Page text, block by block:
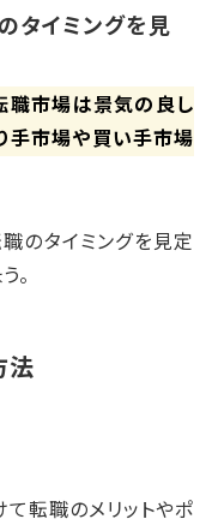
タイミングを見
職市場は景気の良し
手市場や買い手市場
のタイミングを見定
。
法
転職のメリットやポ